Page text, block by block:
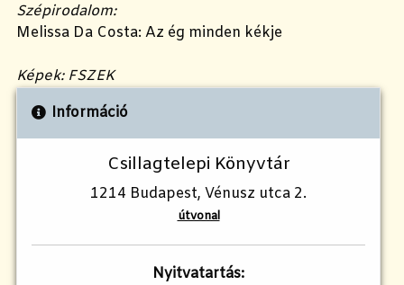
Szépirodalom:
Melissa Da Costa: Az ég minden kékje
Képek: FSZEK
Információ
Csillagtelepi Könyvtár
1214 Budapest, Vénusz utca 2.
útvonal
Nyitvatartás: